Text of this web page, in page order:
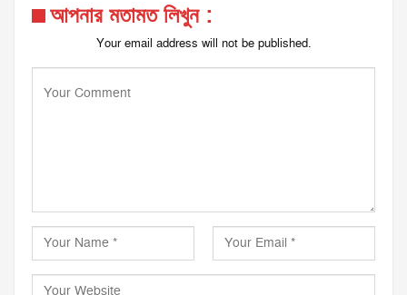
আপনার মতামত লিখুন :
Your email address will not be published.